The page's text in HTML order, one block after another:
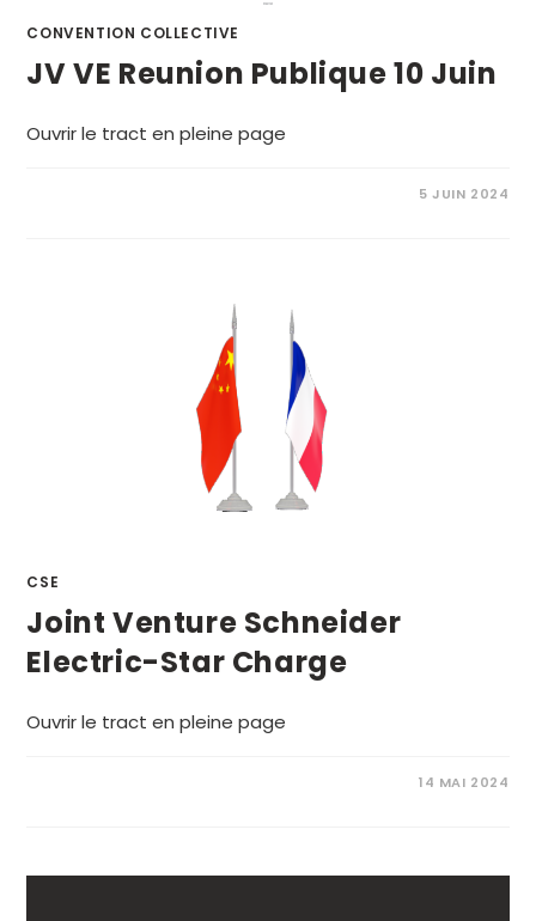
CONVENTION COLLECTIVE
JV VE Reunion Publique 10 Juin
Ouvrir le tract en pleine page
5 JUIN 2024
CSE
Joint Venture Schneider
Electric-Star Charge
Ouvrir le tract en pleine page
14 MAI 2024